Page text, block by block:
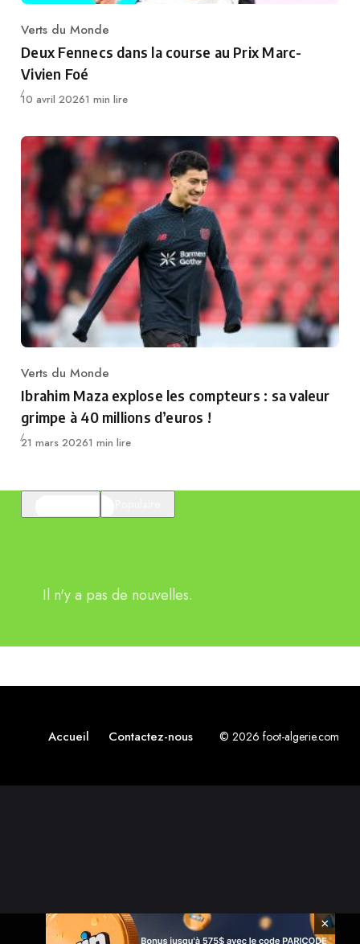
Category
Verts du Monde
Deux Fennecs dans la course au Prix Marc-
Vivien Foé
Publié
10 avril 20261 min lire
Category
Verts du Monde
Ibrahim Maza explose les compteurs : sa valeur
grimpe à 40 millions d’euros !
Publié
21 mars 20261 min lire
Il n'y a pas de nouvelles.
Accueil Contactez-nous © 2026 foot-algerie.com
×